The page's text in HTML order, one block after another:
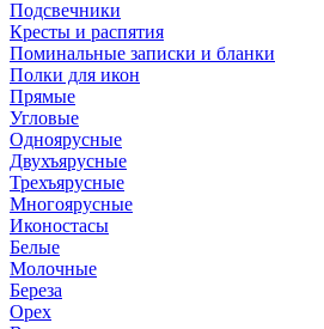
Подсвечники
Кресты и распятия
Поминальные записки и бланки
Полки для икон
Прямые
Угловые
Одноярусные
Двухъярусные
Трехъярусные
Многоярусные
Иконостасы
Белые
Молочные
Береза
Орех